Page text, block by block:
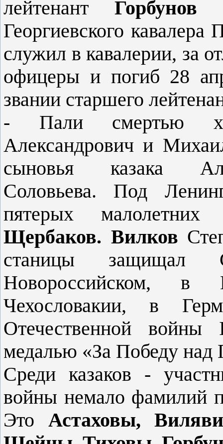
лейтенант Горбунов
Георгиевско­го
служил в кавалерии, за
офицеры и погиб 28
звании старшего
- Пали смертью
Александрович и
сыновья казака
Соловьева. Под
пятерых
Щербаков. Вилков
станицы защищал
Новороссийском,
Чехословакии, в
Отечественной
медалью «За Победу над
Среди казаков -
войны не­мало фамилий
Это Астаховы,